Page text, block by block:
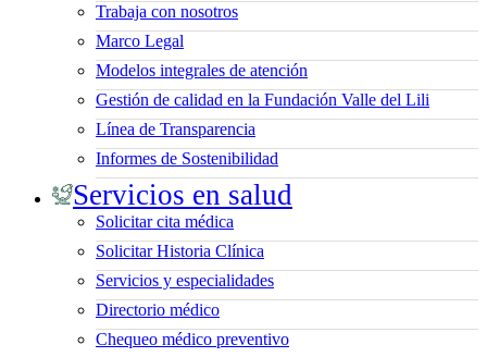
Trabaja con nosotros
Marco Legal
Modelos integrales de atención
Gestión de calidad en la Fundación Valle del Lili
Línea de Transparencia
Informes de Sostenibilidad
Servicios en salud
Solicitar cita médica
Solicitar Historia Clínica
Servicios y especialidades
Directorio médico
Chequeo médico preventivo